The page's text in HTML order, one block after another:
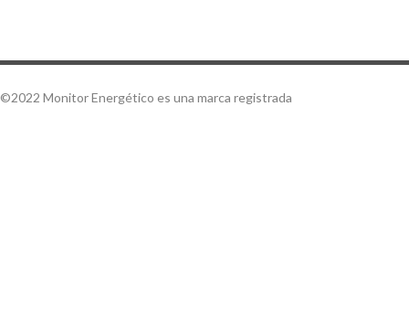
©2022 Monitor Energético es una marca registrada